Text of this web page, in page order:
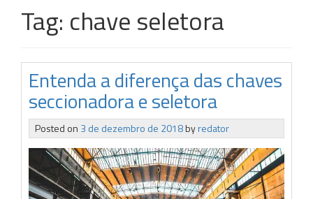
Tag: chave seletora
Entenda a diferença das chaves
seccionadora e seletora
Posted on 3 de dezembro de 2018byredator